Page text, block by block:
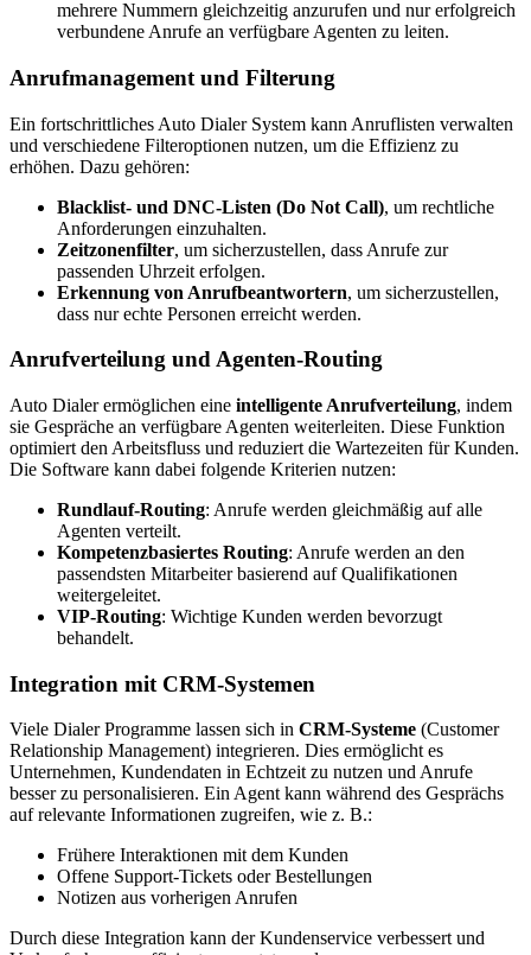
mehrere Nummern gleichzeitig anzurufen und nur erfolgreich
verbundene Anrufe an verfügbare Agenten zu leiten.
Anrufmanagement und Filterung
Ein fortschrittliches Auto Dialer System kann Anruflisten verwalten
und verschiedene Filteroptionen nutzen, um die Effizienz zu
erhöhen. Dazu gehören:
Blacklist- und DNC-Listen (Do Not Call), um rechtliche
Anforderungen einzuhalten.
Zeitzonenfilter, um sicherzustellen, dass Anrufe zur
passenden Uhrzeit erfolgen.
Erkennung von Anrufbeantwortern, um sicherzustellen,
dass nur echte Personen erreicht werden.
Anrufverteilung und Agenten-Routing
Auto Dialer ermöglichen eine intelligente Anrufverteilung, indem
sie Gespräche an verfügbare Agenten weiterleiten. Diese Funktion
optimiert den Arbeitsfluss und reduziert die Wartezeiten für Kunden.
Die Software kann dabei folgende Kriterien nutzen:
Rundlauf-Routing: Anrufe werden gleichmäßig auf alle
Agenten verteilt.
Kompetenzbasiertes Routing: Anrufe werden an den
passendsten Mitarbeiter basierend auf Qualifikationen
weitergeleitet.
VIP-Routing: Wichtige Kunden werden bevorzugt
behandelt.
Integration mit CRM-Systemen
Viele Dialer Programme lassen sich in CRM-Systeme (Customer
Relationship Management) integrieren. Dies ermöglicht es
Unternehmen, Kundendaten in Echtzeit zu nutzen und Anrufe
besser zu personalisieren. Ein Agent kann während des Gesprächs
auf relevante Informationen zugreifen, wie z. B.:
Frühere Interaktionen mit dem Kunden
Offene Support-Tickets oder Bestellungen
Notizen aus vorherigen Anrufen
Durch diese Integration kann der Kundenservice verbessert und